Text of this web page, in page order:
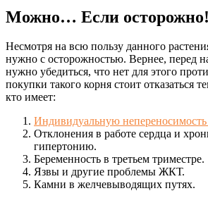
Можно… Если осторожно!
Несмотря на всю пользу данного
нужно с осторожностью. Вернее, перед
нужно убедиться, что нет для этого
покупки такого корня стоит отказаться
кто имеет:
Индивидуальную
Отклонения в работе сердца и
гипертонию.
Беременность в третьем триместре.
Язвы и другие проблемы ЖКТ.
Камни в желчевыводящих путях.